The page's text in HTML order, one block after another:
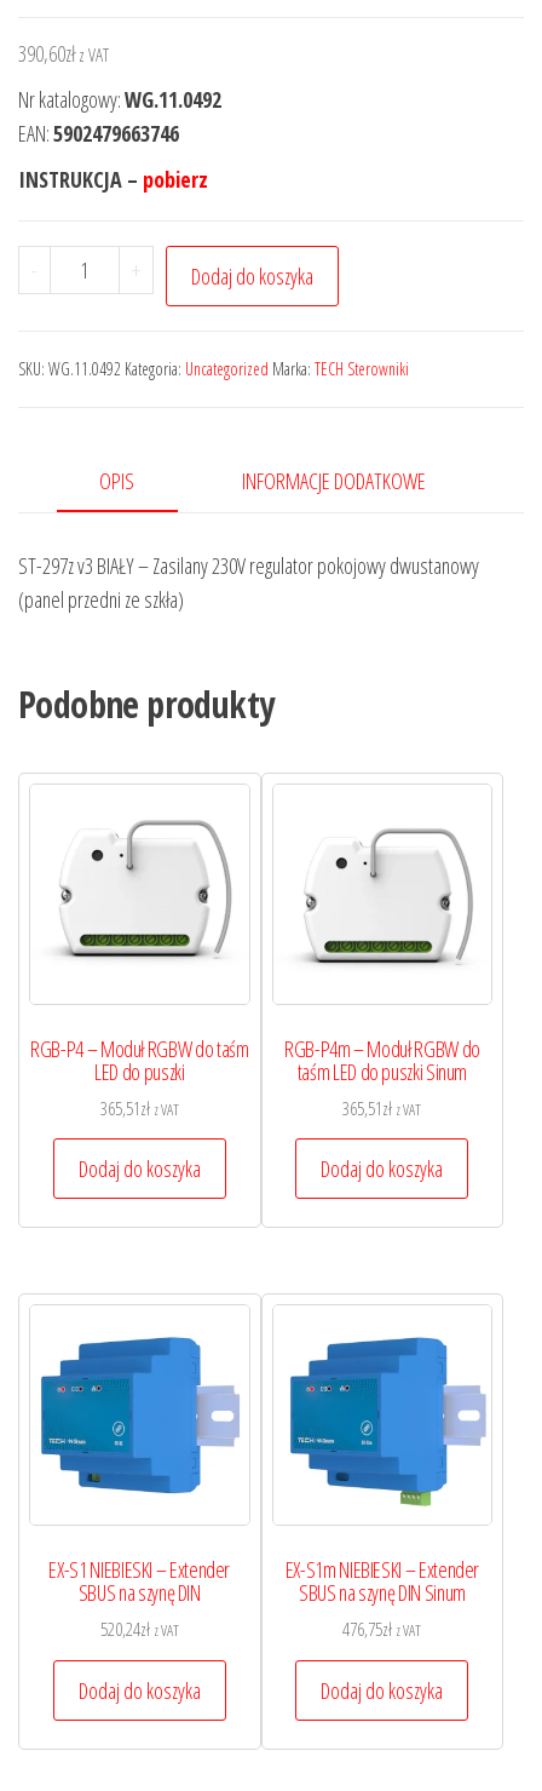
390,60zł z VAT
Nr katalogowy:WG.11.0492
EAN:5902479663746
INSTRUKCJA – pobierz
- + Dodaj do koszyka
SKU: WG.11.0492 Kategoria: Uncategorized Marka: TECH Sterowniki
OPIS INFORMACJE DODATKOWE
ST-297z v3 BIAŁY – Zasilany 230V regulator pokojowy dwustanowy
(panel przedni ze szkła)
Podobne produkty
RGB-P4 – Moduł RGBW do taśm
LED do puszki
365,51zł z VAT
Dodaj do koszyka
RGB-P4m – Moduł RGBW do
taśm LED do puszki Sinum
365,51zł z VAT
Dodaj do koszyka
EX-S1 NIEBIESKI – Extender
SBUS na szynę DIN
520,24zł z VAT
Dodaj do koszyka
EX-S1m NIEBIESKI – Extender
SBUS na szynę DIN Sinum
476,75zł z VAT
Dodaj do koszyka